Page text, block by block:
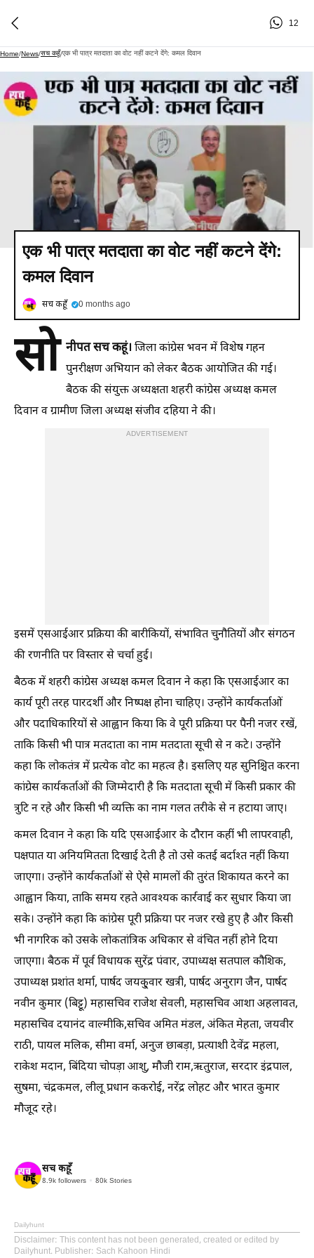
12
Home/News/सच कहूँ/एक भी पात्र मतदाता का वोट नहीं कटने देंगे: कमल दिवान
एक भी पात्र मतदाता का वोट नहीं कटने देंगे:
कमल दिवान
सच कहूँ 0 months ago
सो नीपत सच कहूं। जिला कांग्रेस भवन में विशेष गहन
पुनरीक्षण अभियान को लेकर बैठक आयोजित की गई।
बैठक की संयुक्त अध्यक्षता शहरी कांग्रेस अध्यक्ष कमल
दिवान व ग्रामीण जिला अध्यक्ष संजीव दहिया ने की।
ADVERTISEMENT
इसमें एसआईआर प्रक्रिया की बारीकियों, संभावित चुनौतियों और संगठन
की रणनीति पर विस्तार से चर्चा हुई।
बैठक में शहरी कांग्रेस अध्यक्ष कमल दिवान ने कहा कि एसआईआर का
कार्य पूरी तरह पारदर्शी और निष्पक्ष होना चाहिए। उन्होंने कार्यकर्ताओं
और पदाधिकारियों से आह्वान किया कि वे पूरी प्रक्रिया पर पैनी नजर रखें,
ताकि किसी भी पात्र मतदाता का नाम मतदाता सूची से न कटे। उन्होंने
कहा कि लोकतंत्र में प्रत्येक वोट का महत्व है। इसलिए यह सुनिश्चित करना
कांग्रेस कार्यकर्ताओं की जिम्मेदारी है कि मतदाता सूची में किसी प्रकार की
त्रुटि न रहे और किसी भी व्यक्ति का नाम गलत तरीके से न हटाया जाए।
कमल दिवान ने कहा कि यदि एसआईआर के दौरान कहीं भी लापरवाही,
पक्षपात या अनियमितता दिखाई देती है तो उसे कतई बर्दाश्त नहीं किया
जाएगा। उन्होंने कार्यकर्ताओं से ऐसे मामलों की तुरंत शिकायत करने का
आह्वान किया, ताकि समय रहते आवश्यक कार्रवाई कर सुधार किया जा
सके। उन्होंने कहा कि कांग्रेस पूरी प्रक्रिया पर नजर रखे हुए है और किसी
भी नागरिक को उसके लोकतांत्रिक अधिकार से वंचित नहीं होने दिया
जाएगा। बैठक में पूर्व विधायक सुरेंद्र पंवार, उपाध्यक्ष सतपाल कौशिक,
उपाध्यक्ष प्रशांत शर्मा, पार्षद जयकु्वार खत्री, पार्षद अनुराग जैन, पार्षद
नवीन कुमार (बिट्टू) महासचिव राजेश सेवली, महासचिव आशा अहलावत,
महासचिव दयानंद वाल्मीकि,सचिव अमित मंडल, अंकित मेहता, जयवीर
राठी, पायल मलिक, सीमा वर्मा, अनुज छाबड़ा, प्रत्याशी देवेंद्र महला,
राकेश मदान, बिंदिया चोपड़ा आशु, मौजी राम,ऋतुराज, सरदार इंद्रपाल,
सुषमा, चंद्रकमल, लीलू प्रधान ककरोई, नरेंद्र लोहट और भारत कुमार
मौजूद रहे।
सच कहूँ
8.9k followers 80k Stories
Dailyhunt
Disclaimer: This content has not been generated, created or edited by
Dailyhunt. Publisher: Sach Kahoon Hindi